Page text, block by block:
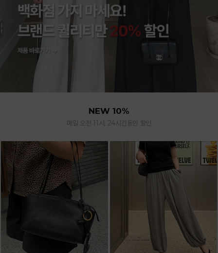
NEW 10%
매일 오전 11시, 24시간동안 할인